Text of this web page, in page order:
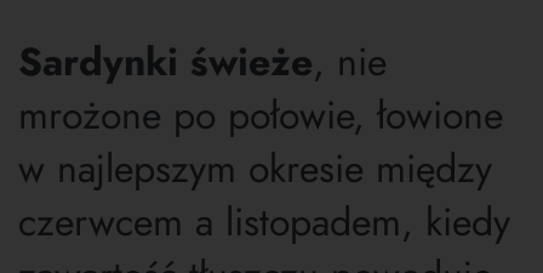
Sardynki świeże, nie
mrożone po połowie, łowione
w najlepszym okresie między
czerwcem a listopadem, kiedy